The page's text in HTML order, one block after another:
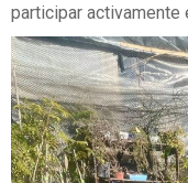
participar activamente